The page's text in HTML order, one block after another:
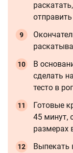
В
сделать
тесто в
Готовые
45 минут,
размерах
Выпекать